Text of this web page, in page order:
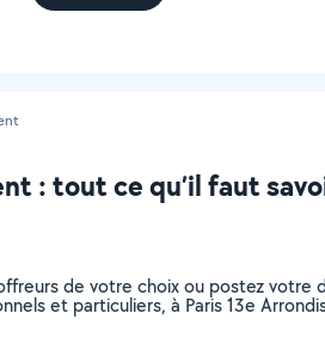
: tout ce qu’il faut
de votre choix ou postez
et particuliers, à Paris 13e